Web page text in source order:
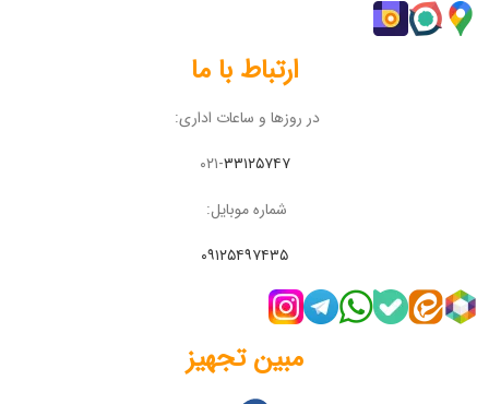
ارتباط با ما
در روزها و ساعات اداری:
۰۲۱-۳۳۱۲۵۷۴۷
شماره موبایل:
۰۹۱۲۵۴۹۷۴۳۵
مبین تجهیز